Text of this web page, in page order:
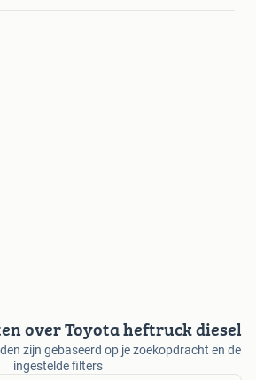
over Toyota heftruck diesel
zijn gebaseerd op je zoekopdracht en de
ingestelde filters